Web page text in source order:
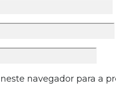
navegador para a